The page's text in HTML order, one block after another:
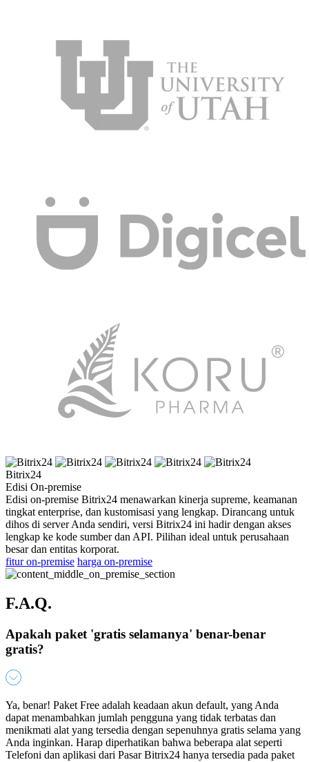
Bitrix24
Edisi On-premise
Edisi on-premise Bitrix24 menawarkan kinerja supreme, keamanan
tingkat enterprise, dan kustomisasi yang lengkap. Dirancang untuk
dihos di server Anda sendiri, versi Bitrix24 ini hadir dengan akses
lengkap ke kode sumber dan API. Pilihan ideal untuk perusahaan
besar dan entitas korporat.
fitur on-premise harga on-premise
F.A.Q.
Apakah paket 'gratis selamanya' benar-benar
gratis?
Ya, benar! Paket Free adalah keadaan akun default, yang Anda
dapat menambahkan jumlah pengguna yang tidak terbatas dan
menikmati alat yang tersedia dengan sepenuhnya gratis selama yang
Anda inginkan. Harap diperhatikan bahwa beberapa alat seperti
Telefoni dan aplikasi dari Pasar Bitrix24 hanya tersedia pada paket